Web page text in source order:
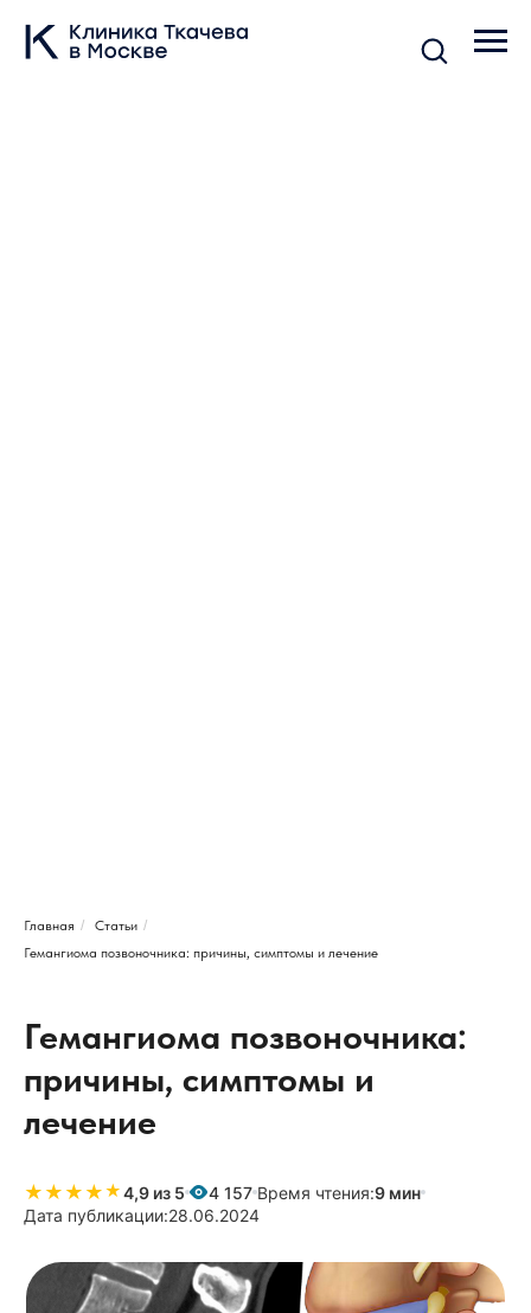
Главная / Статьи /
Гемангиома позвоночника: причины, симптомы и лечение
Гемангиома позвоночника:
причины, симптомы и
лечение
★ ★ ★ ★★
★4,9 из 5 4 157 Время чтения:9 мин
Дата публикации:28.06.2024